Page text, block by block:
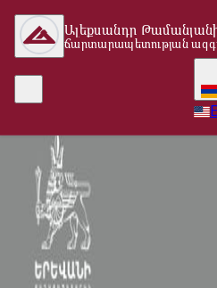
Ալեքսանդր
ճարտարապետության
Վերադառնալ գլխավոր էջ